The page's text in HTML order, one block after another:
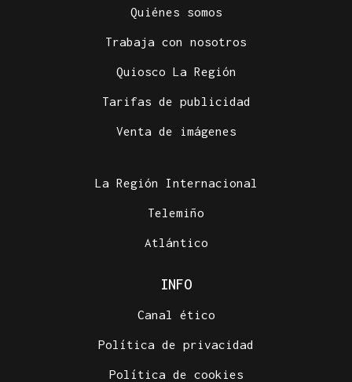
Quiénes somos
Trabaja con nosotros
Quiosco La Región
Tarifas de publicidad
Venta de imágenes
La Región Internacional
Telemiño
Atlántico
INFO
Canal ético
Política de privacidad
Política de cookies